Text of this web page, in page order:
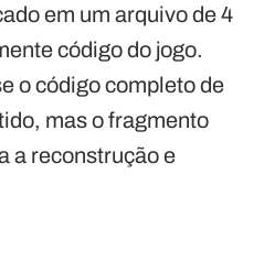
em um arquivo de 4
código do jogo.
o código completo de
mas o fragmento
a reconstrução e